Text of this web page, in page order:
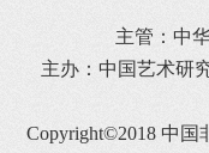
主管：中
主办：中国艺术研
Copyright©2018 中国